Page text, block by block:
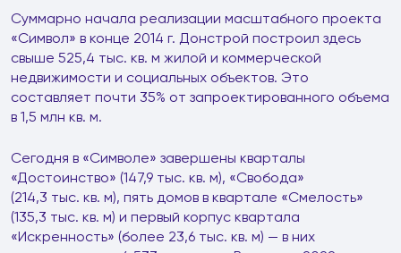
Суммарно начала реализации масштабного проекта
«Символ» в конце 2014 г. Донстрой построил здесь
свыше 525,4 тыс. кв. м жилой и коммерческой
недвижимости и социальных объектов. Это
составляет почти 35% от запроектированного объема
в 1,5 млн кв. м.
Сегодня в «Символе» завершены кварталы
«Достоинство» (147,9 тыс. кв. м), «Свобода»
(214,3 тыс. кв. м), пять домов в квартале «Смелость»
(135,3 тыс. кв. м) и первый корпус квартала
«Искренность» (более 23,6 тыс. кв. м) — в них